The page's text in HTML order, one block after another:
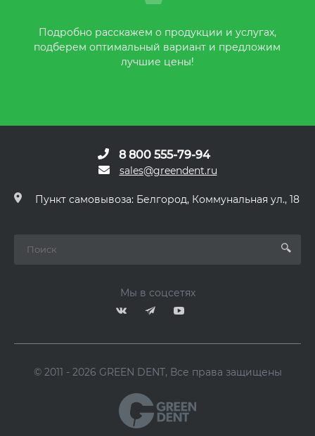
Подробно расскажем о продукции и услугах,
подберем оптимальный вариант и предложим
лучшие цены!
8 800 555-79-94
sales@greendent.ru
Пункт самовывоза: Белгород, Коммунальная ул., 18
Мы в соцсетях
© 2011 - 2026 GREEN DENT, Все права защищены